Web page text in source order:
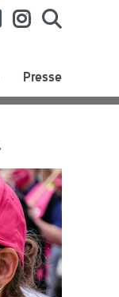
Presse